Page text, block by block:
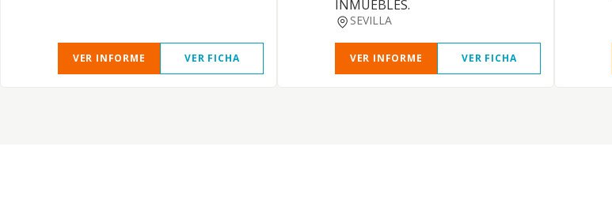
VER INFORME VER FICHA
INMUEBLES.
SEVILLA
VER INFORME VER FICHA